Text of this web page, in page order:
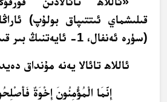
قىلىشماي ئىتتىپاق بولۇپ)
(سۈرە ئەنفال، 1- ئايەتنىڭ بىر قىسمى).
ئاللاھ تائالا يەنە مۇنداق
إِنَّمَا الْمُؤْمِنُونَ إِخْوَةٌ